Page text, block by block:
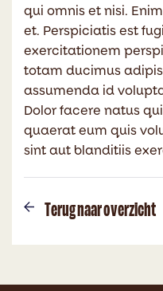
qui omnis et nisi.
et. Perspiciatis est
exercitationem
totam ducimus
assumenda id
Dolor facere natus
quaerat eum quis
sint aut blanditiis
Terug naar overzicht